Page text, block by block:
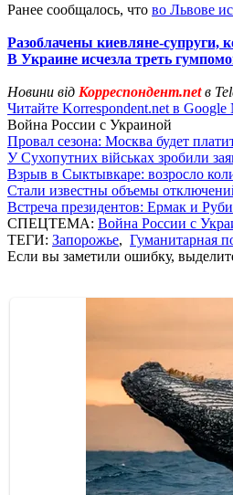
Ранее сообщалось, что во Львове
Разоблачены киевляне-
В Украине исчезла треть
Новини від Корреспондент.netв
Читайте Korrespondent.net в Google
Война России с Украиной
Провал сезона: Москва будет
У Сухопутних військах зробили
Взрыв в Сыктывкаре: возросло
Стали известны объемы
Встреча президентов: Ермак и
СПЕЦТЕМА: Война России с
ТЕГИ: Запорожье, Гуманитарная
Если вы заметили ошибку,